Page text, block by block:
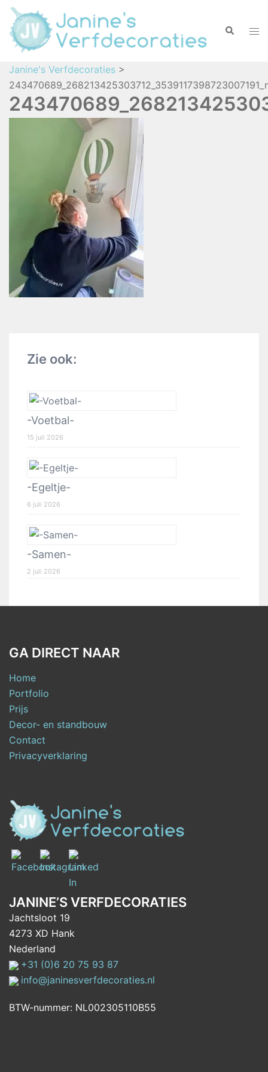
Janine's Verfdecoraties >
Zie ook:
-Voetbal-
15 juli 2026
-Egeltje-
6 juli 2026
-Samen-
2 juli 2026
GA DIRECT NAAR
Home
Portfolio
Prijs
Decor- en standbouw
Contact
Privacyverklaring
JANINE’S VERFDECORATIES
Jachtsloot 19
4273 XD Hank
Nederland
+31 (0)6 20 75 93 87
info@janinesverfdecoraties.nl
BTW-nummer: NL002305110B55